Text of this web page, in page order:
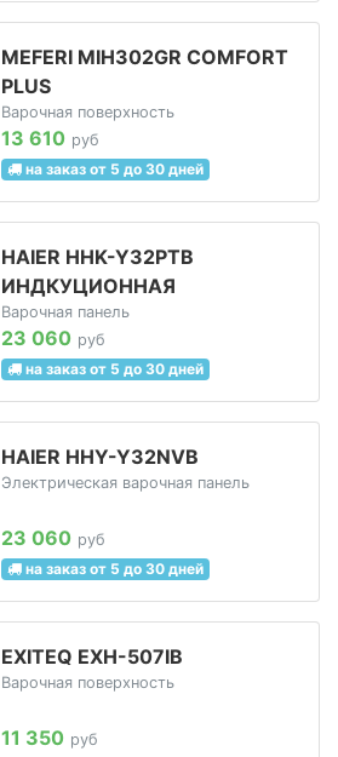
MEFERI MIH302GR COMFORT
PLUS
Варочная поверхность
13 610 руб
на заказ от 5 до 30 дней
HAIER HHK-Y32PTB
ИНДКУЦИОННАЯ
Варочная панель
23 060 руб
на заказ от 5 до 30 дней
HAIER HHY-Y32NVB
Электрическая варочная панель
23 060 руб
на заказ от 5 до 30 дней
EXITEQ EXH-507IB
Варочная поверхность
11 350 руб